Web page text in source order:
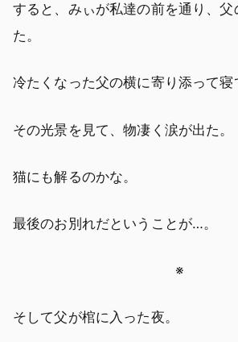
すると、みぃが私達の前を通り、父
た。
冷たくなった父の横に寄り添って寝
その光景を見て、物凄く涙が出た。
猫にも解るのかな。
最後のお別れだということが…。
※
そして父が棺に入った夜。